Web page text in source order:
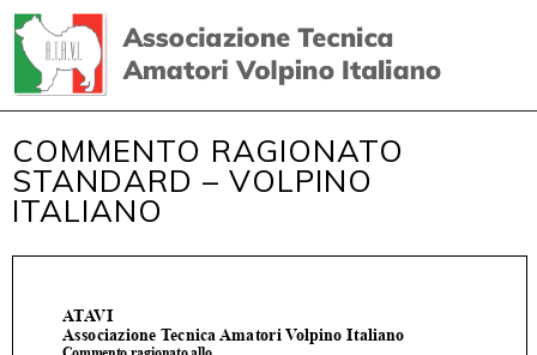
COMMENTO RAGIONATO
STANDARD – VOLPINO
ITALIANO